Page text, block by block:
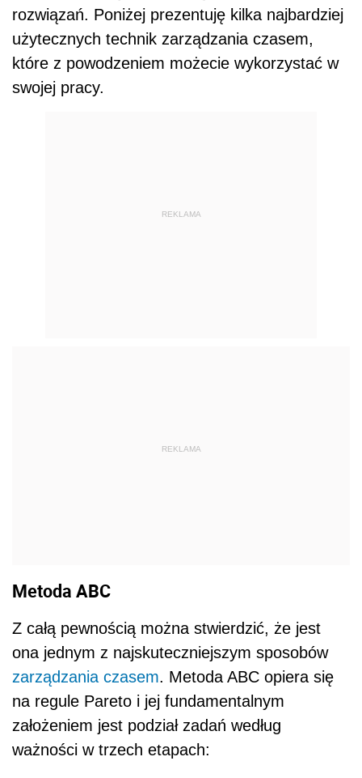
rozwiązań. Poniżej prezentuję kilka najbardziej
użytecznych technik zarządzania czasem,
które z powodzeniem możecie wykorzystać w
swojej pracy.
REKLAMA
REKLAMA
Metoda ABC
Z całą pewnością można stwierdzić, że jest
ona jednym z najskuteczniejszym sposobów
zarządzania czasem. Metoda ABC opiera się
na regule Pareto i jej fundamentalnym
założeniem jest podział zadań według
ważności w trzech etapach: